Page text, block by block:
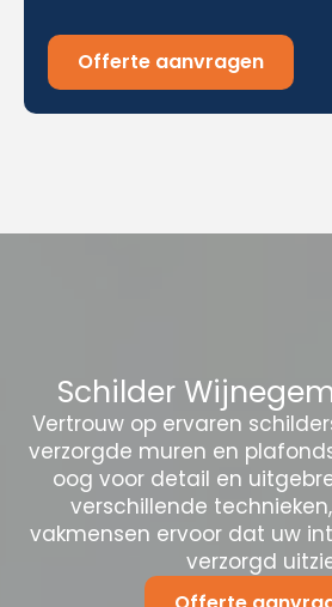
Offerte aanvragen
Schilder
Vertrouw op ervaren
verzorgde muren en
oog voor detail en
verschillende
vakmensen ervoor dat uw
verzorgd